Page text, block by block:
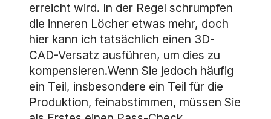
erreicht wird. In der Regel schrumpfen
die inneren Löcher etwas mehr, doch
hier kann ich tatsächlich einen 3D-
CAD-Versatz ausführen, um dies zu
kompensieren.Wenn Sie jedoch häufig
ein Teil, insbesondere ein Teil für die
Produktion, feinabstimmen, müssen Sie